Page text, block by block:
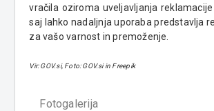
vračila oziroma uveljavljanja
saj lahko nadaljnja uporaba predstavlja
za vašo varnost in premoženje.
Vir: GOV.si, Foto: GOV.si in Freepik
Fotogalerija